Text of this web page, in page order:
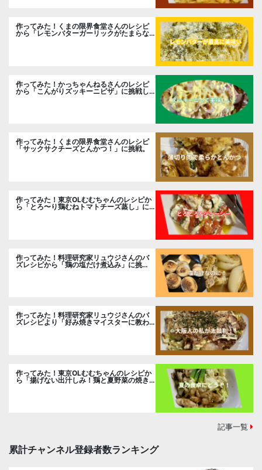
作ってみた！くまの限界食堂さんのレシピ
から「レモンバターガーリックがたまらな
作ってみた！かっちゃんねるさんのレシピ
から「こんがりズッキーニピザ」に挑戦し
作ってみた！くまの限界食堂さんのレシピ
「サックサクチーズとんかつ！」に挑戦。
作ってみた！東京OLむむちゃんのレシピか
ら「とろ〜り鶏むねトマトチーズ蒸し」に
作ってみた！料理研究家リュウジさんのバ
ズレシピから「鶏の塩だけ煮込み」に挑
戦。
作ってみた！料理研究家リュウジさんのバ
ズレシピより「好み焼きマイスターに教わ
作ってみた！東京OLむむちゃんのレシピか
ら「揚げない出汁しみ！鶏と夏野菜の焼き
記事一覧
累計チャンネル登録者数ランキング